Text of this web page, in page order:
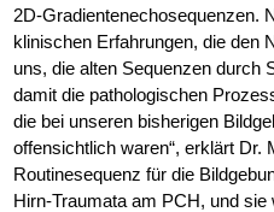
2D-Gradientenechosequenzen.
klinischen Erfahrungen, die den
uns, die alten Sequenzen durch
damit die pathologischen
die bei unseren bisherigen
offensichtlich waren“, erklärt Dr.
Routinesequenz für die
Hirn-Traumata am PCH, und